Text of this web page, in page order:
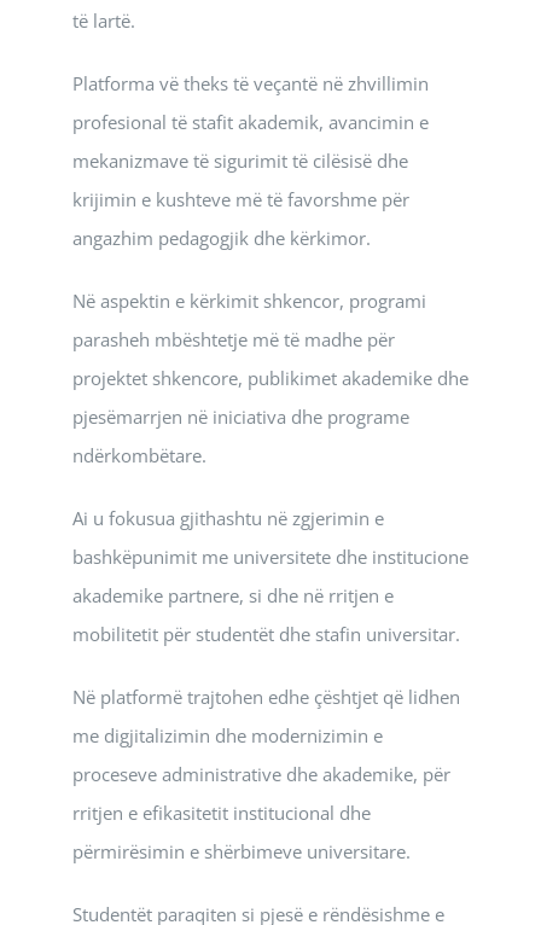
të lartë.
Platforma vë theks të veçantë në zhvillimin
profesional të stafit akademik, avancimin e
mekanizmave të sigurimit të cilësisë dhe
krijimin e kushteve më të favorshme për
angazhim pedagogjik dhe kërkimor.
Në aspektin e kërkimit shkencor, programi
parasheh mbështetje më të madhe për
projektet shkencore, publikimet akademike dhe
pjesëmarrjen në iniciativa dhe programe
ndërkombëtare.
Ai u fokusua gjithashtu në zgjerimin e
bashkëpunimit me universitete dhe institucione
akademike partnere, si dhe në rritjen e
mobilitetit për studentët dhe stafin universitar.
Në platformë trajtohen edhe çështjet që lidhen
me digjitalizimin dhe modernizimin e
proceseve administrative dhe akademike, për
rritjen e efikasitetit institucional dhe
përmirësimin e shërbimeve universitare.
Studentët paraqiten si pjesë e rëndësishme e